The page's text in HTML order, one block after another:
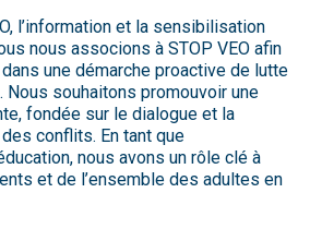
l’information et la sensibilisation
nous associons à STOP VEO afin
une démarche proactive de lutte
souhaitons promouvoir une
fondée sur le dialogue et la
conflits. En tant que
nous avons un rôle clé à
et de l’ensemble des adultes en